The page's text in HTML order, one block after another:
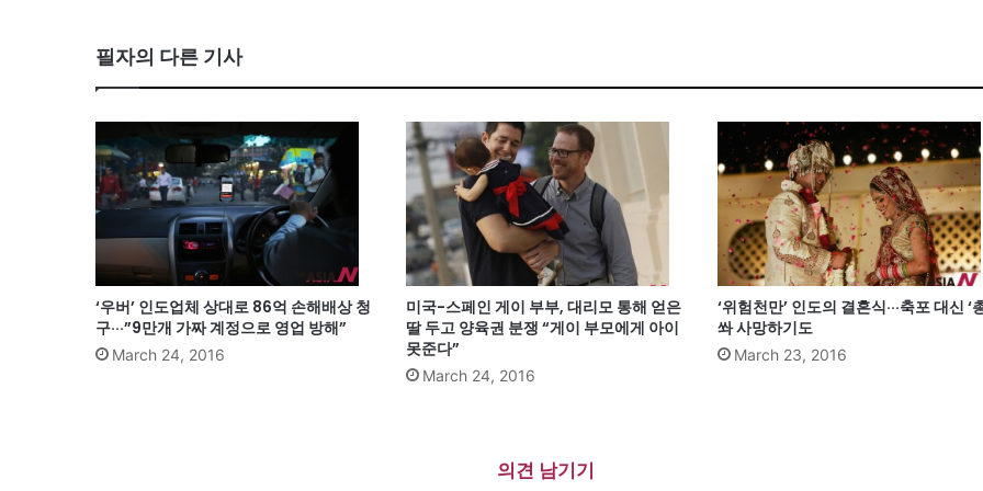
필자의 다른 기사
‘우버’ 인도업체 상대로 86억 손해배상 청
구···”9만개 가짜 계정으로 영업 방해”
March 24, 2016
미국-스페인 게이 부부, 대리모 통해 얻은
딸 두고 양육권 분쟁 “게이 부모에게 아이
못준다”
March 24, 2016
‘위험천만’ 인도의 결혼식···축포 대신 ‘
쏴 사망하기도
March 23, 2016
의견 남기기